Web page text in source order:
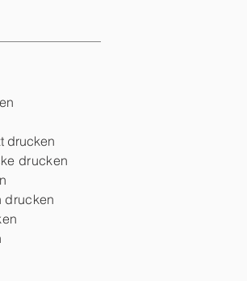
drucken
drucken
drucken